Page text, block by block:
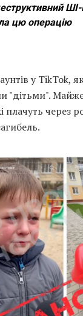
ШІ-
цю операцію
у TikTok,
"дітьми".
плачуть через